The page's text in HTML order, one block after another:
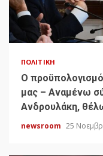
ΠΟΛΙΤΙΚΉ
Ο
μας – Αναμένω
Ανδρουλάκη,
newsroom 25